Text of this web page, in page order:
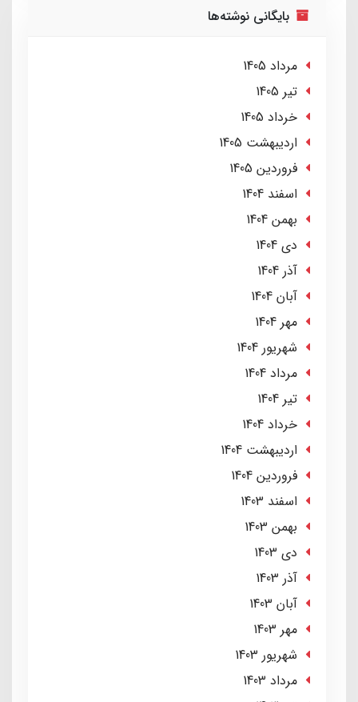
بایگانی نوشته‌ها
مرداد 1405
تير 1405
خرداد 1405
ارديبهشت 1405
فروردین 1405
اسفند 1404
بهمن 1404
دی 1404
آذر 1404
آبان 1404
مهر 1404
شهریور 1404
مرداد 1404
تير 1404
خرداد 1404
ارديبهشت 1404
فروردین 1404
اسفند 1403
بهمن 1403
دی 1403
آذر 1403
آبان 1403
مهر 1403
شهریور 1403
مرداد 1403